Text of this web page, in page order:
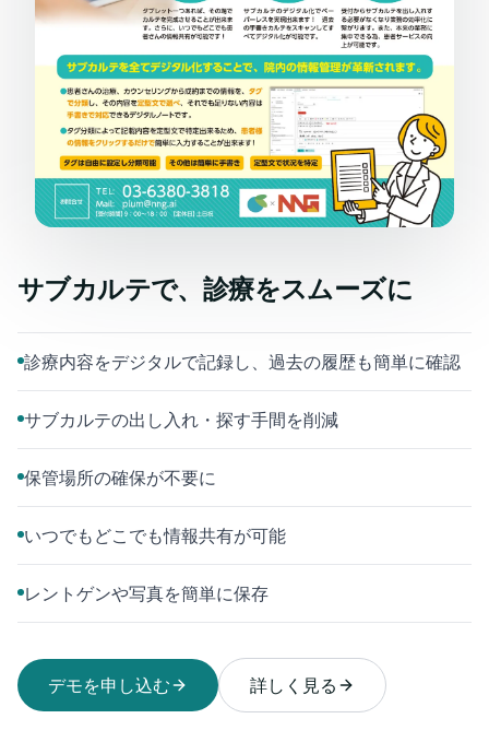
サブカルテで、診療をスムーズに
診療内容をデジタルで記録し、過去の履歴も簡単に確認
サブカルテの出し入れ・探す手間を削減
保管場所の確保が不要に
いつでもどこでも情報共有が可能
レントゲンや写真を簡単に保存
デモを申し込む 詳しく見る